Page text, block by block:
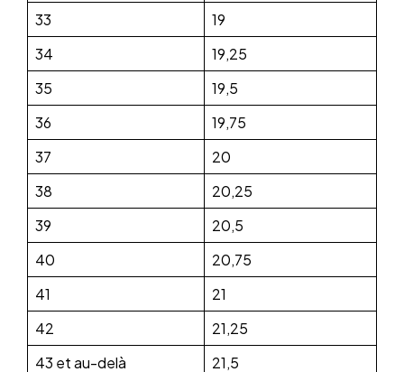
33
19
34
19,25
35
19,5
36
19,75
37
20
38
20,25
39
20,5
40
20,75
41
21
42
21,25
43 et au-delà
21,5